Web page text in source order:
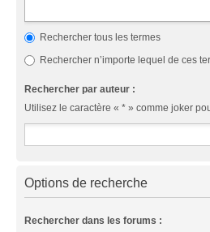
Rechercher tous les termes
Rechercher n’importe lequel de ces
Rechercher par auteur :
Utilisez le caractère « * » comme joker
Options de recherche
Rechercher dans les forums :